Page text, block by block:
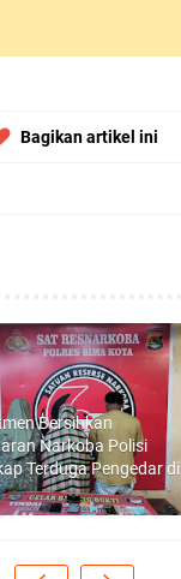
Bagikan artikel ini
Bersihkan
Narkoba Polisi
Terduga Pengedar di